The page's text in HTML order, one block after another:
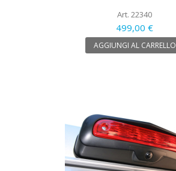
Art. 22340
499,00 €
AGGIUNGI AL CARRELLO